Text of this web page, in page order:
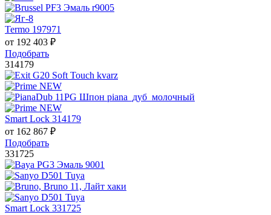
Termo 197971
от 192 403 ₽
Подобрать
314179
Smart Lock 314179
от 162 867 ₽
Подобрать
331725
Smart Lock 331725